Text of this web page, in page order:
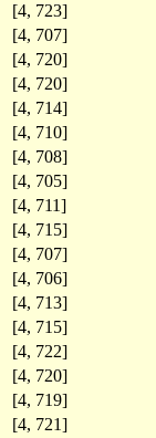
[4, 723]
[4, 707]
[4, 720]
[4, 720]
[4, 714]
[4, 710]
[4, 708]
[4, 705]
[4, 711]
[4, 715]
[4, 707]
[4, 706]
[4, 713]
[4, 715]
[4, 722]
[4, 720]
[4, 719]
[4, 721]